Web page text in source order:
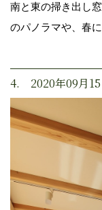
南と東の掃き出し
のパノラマや、春
4. 2020年09月15